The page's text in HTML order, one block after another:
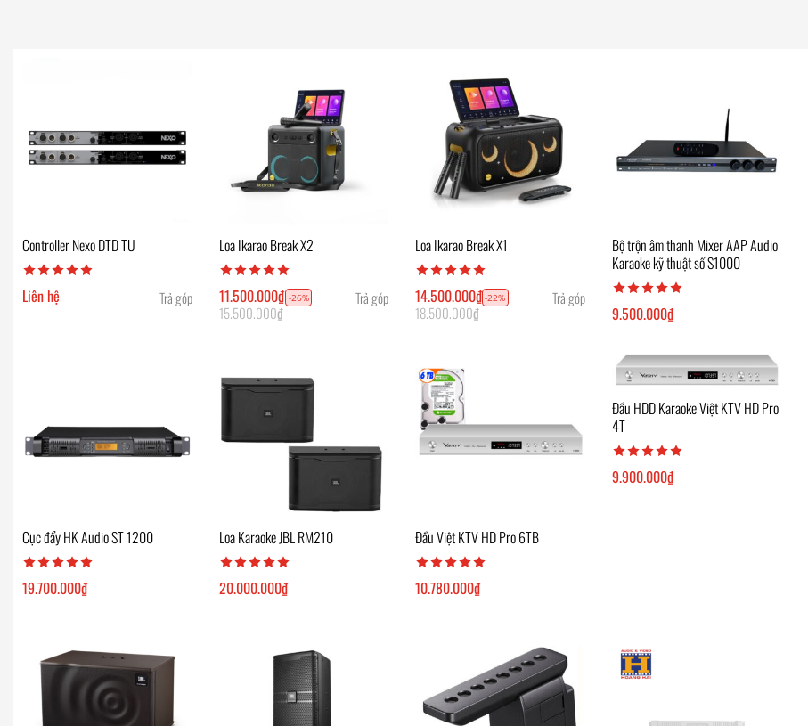
Controller Nexo DTD TU
Liên hệ Trả góp
Loa Ikarao Break X2
11.500.000₫
15.500.000₫
-26% Trả góp
Loa Ikarao Break X1
14.500.000₫
18.500.000₫
-22% Trả góp
Bộ trộn âm thanh Mixer AAP Audio
Karaoke kỹ thuật số S1000
9.500.000₫
Cục đẩy HK Audio ST 1200
19.700.000₫
Loa Karaoke JBL RM210
20.000.000₫
Đầu Việt KTV HD Pro 6TB
10.780.000₫
Đầu HDD Karaoke Việt KTV HD Pro
4T
9.900.000₫